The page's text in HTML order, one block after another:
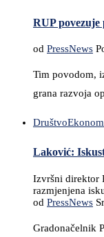
RUP
od PressNews
Tim povodom,
grana razvoja
Društvo
Laković:
Izvršni direktor
razmjenjena
od PressNews
Gradonačelnik